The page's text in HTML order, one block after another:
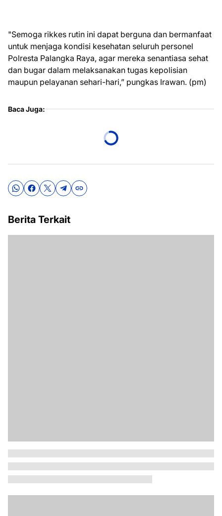
"Semoga rikkes rutin ini dapat berguna dan bermanfaat
untuk menjaga kondisi kesehatan seluruh personel
Polresta Palangka Raya, agar mereka senantiasa sehat
dan bugar dalam melaksanakan tugas kepolisian
maupun pelayanan sehari-hari,” pungkas Irawan. (pm)
Baca Juga:
Berita Terkait